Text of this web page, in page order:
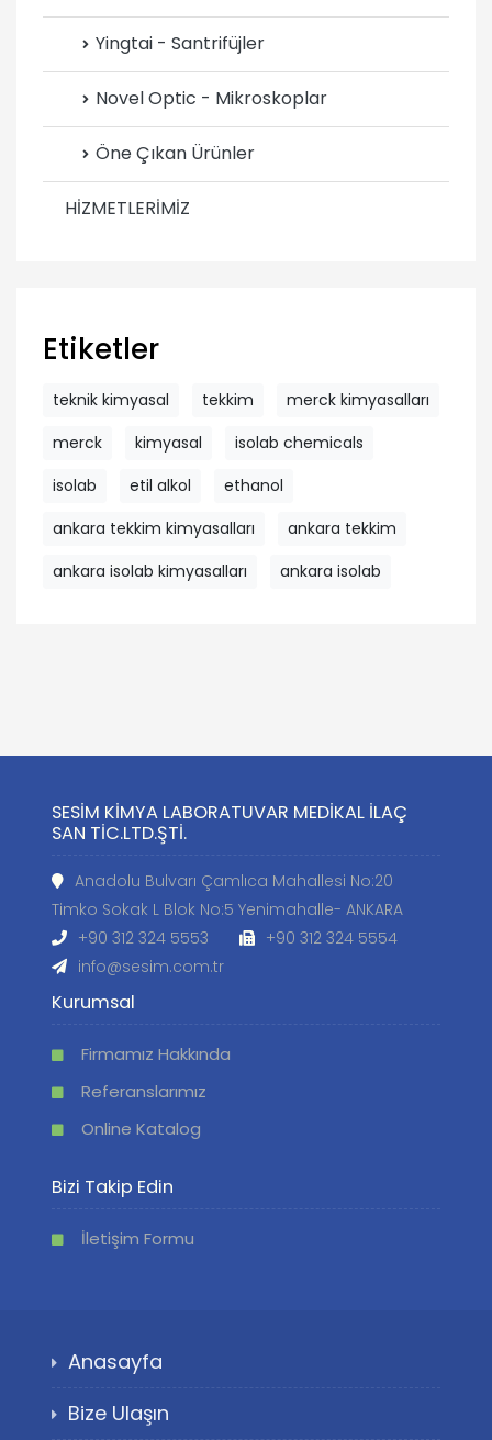
Yingtai - Santrifüjler
Novel Optic - Mikroskoplar
Öne Çıkan Ürünler
HİZMETLERİMİZ
Etiketler
teknik kimyasal tekkim
merck kimyasalları
merck
kimyasal
isolab chemicals
isolab
etil alkol
ethanol
ankara tekkim kimyasalları
ankara tekkim
ankara isolab kimyasalları
ankara isolab
SESİM KİMYA LABORATUVAR MEDİKAL İLAÇ
SAN TİC.LTD.ŞTİ.
Anadolu Bulvarı Çamlıca Mahallesi No:20
Timko Sokak L Blok No:5 Yenimahalle- ANKARA
+90 312 324 5553
+90 312 324 5554
info@sesim.com.tr
Kurumsal
Firmamız Hakkında
Referanslarımız
Online Katalog
Bizi Takip Edin
İletişim Formu
Anasayfa
Bize Ulaşın